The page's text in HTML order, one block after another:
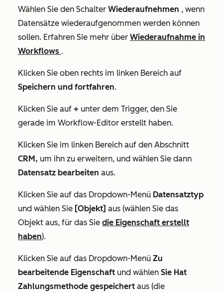
Wählen Sie den Schalter Wiederaufnehmen , wenn
Datensätze wiederaufgenommen werden können
sollen. Erfahren Sie mehr über Wiederaufnahme in
Workflows .
Klicken Sie oben rechts im linken Bereich auf
Speichern und fortfahren.
Klicken Sie auf + unter dem Trigger, den Sie
gerade im Workflow-Editor erstellt haben.
Klicken Sie im linken Bereich auf den Abschnitt
CRM, um ihn zu erweitern, und wählen Sie dann
Datensatz bearbeiten aus.
Klicken Sie auf das Dropdown-Menü Datensatztyp
und wählen Sie [Objekt] aus (wählen Sie das
Objekt aus, für das Sie die Eigenschaft erstellt
haben).
Klicken Sie auf das Dropdown-Menü Zu
bearbeitende Eigenschaft und wählen Sie Hat
Zahlungsmethode gespeichert aus (die